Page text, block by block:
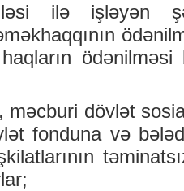
ilə işləyən
dövlət
fonduna və